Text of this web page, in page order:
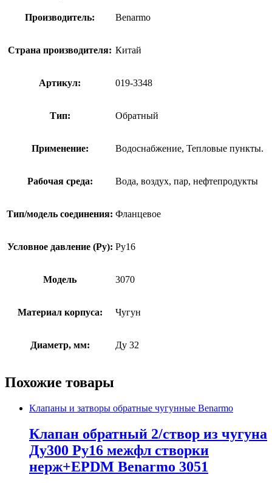
Производитель: Benarmo
Страна производителя: Китай
Артикул: 019-3348
Тип: Обратный
Применение: Водоснабжение, Тепловые пункты.
Рабочая среда: Вода, воздух, пар, нефтепродукты
Тип/модель соединения: Фланцевое
Условное давление (Ру): Ру16
Модель 3070
Материал корпуса: Чугун
Диаметр, мм: Ду 32
Похожие товары
Клапаны и затворы обратные чугунные Benarmo
Клапан обратный 2/створ из чугуна
Ду300 Ру16 межфл створки
нерж+EPDM Benarmo 3051